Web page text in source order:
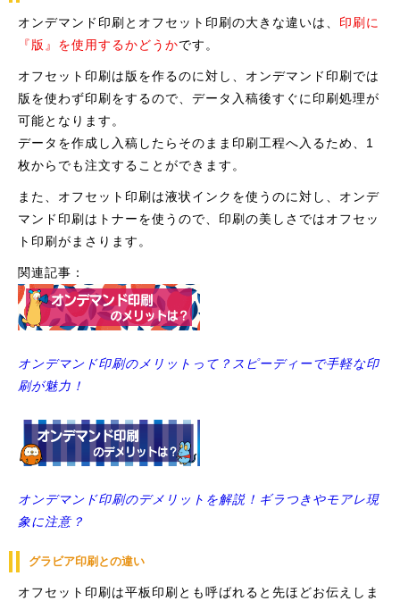
オンデマンド印刷とオフセット印刷の大きな違いは、 印刷に
『版』を使用するかどうかです。
オフセット印刷は版を作るのに対し、オンデマンド印刷では
版を使わず印刷をするので、データ入稿後すぐに印刷処理が
可能となります。
データを作成し入稿したらそのまま印刷工程へ入るため、1
枚からでも注文することができます。
また、オフセット印刷は液状インクを使うのに対し、オンデ
マンド印刷はトナーを使うので、印刷の美しさではオフセッ
ト印刷がまさります。
関連記事：
オンデマンド印刷のメリットって？スピーディーで手軽な印
刷が魅力！
オンデマンド印刷のデメリットを解説！ギラつきやモアレ現
象に注意？
グラビア印刷との違い
オフセット印刷は平板印刷とも呼ばれると先ほどお伝えしま